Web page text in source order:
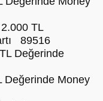
TL
89516
Değerinde
Money